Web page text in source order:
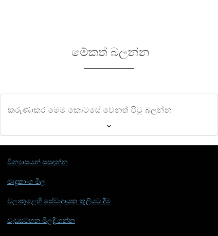
මේකත් බලන්න
කරුණාකර මෙම කොටසේ වෙනත් පිටු බලන්න
වින්‍යාසයන් සසඳන්න
මෘදුකාංග මිල
වලාකුළෙහි සේවාදායක කුලියට දීම
වැඩසටහන මිලදී ගන්න